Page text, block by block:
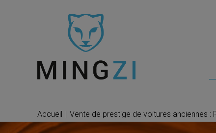
Accueil | Vente de prestige de voitures anciennes :